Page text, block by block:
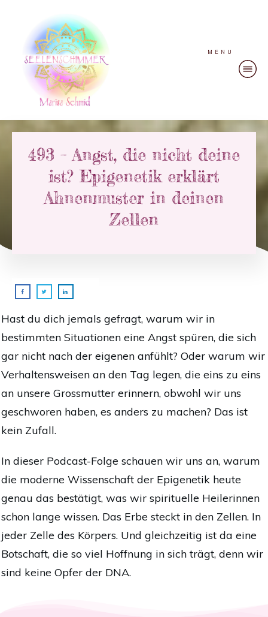
MENU
493 – Angst, die nicht deine
ist? Epigenetik erklärt
Ahnenmuster in deinen
Zellen
Hast du dich jemals gefragt, warum wir in
bestimmten Situationen eine Angst spüren, die sich
gar nicht nach der eigenen anfühlt? Oder warum wir
Verhaltensweisen an den Tag legen, die eins zu eins
an unsere Grossmutter erinnern, obwohl wir uns
geschworen haben, es anders zu machen? Das ist
kein Zufall.
In dieser Podcast-Folge schauen wir uns an, warum
die moderne Wissenschaft der Epigenetik heute
genau das bestätigt, was wir spirituelle Heilerinnen
schon lange wissen. Das Erbe steckt in den Zellen. In
jeder Zelle des Körpers. Und gleichzeitig ist da eine
Botschaft, die so viel Hoffnung in sich trägt, denn wir
sind keine Opfer der DNA.